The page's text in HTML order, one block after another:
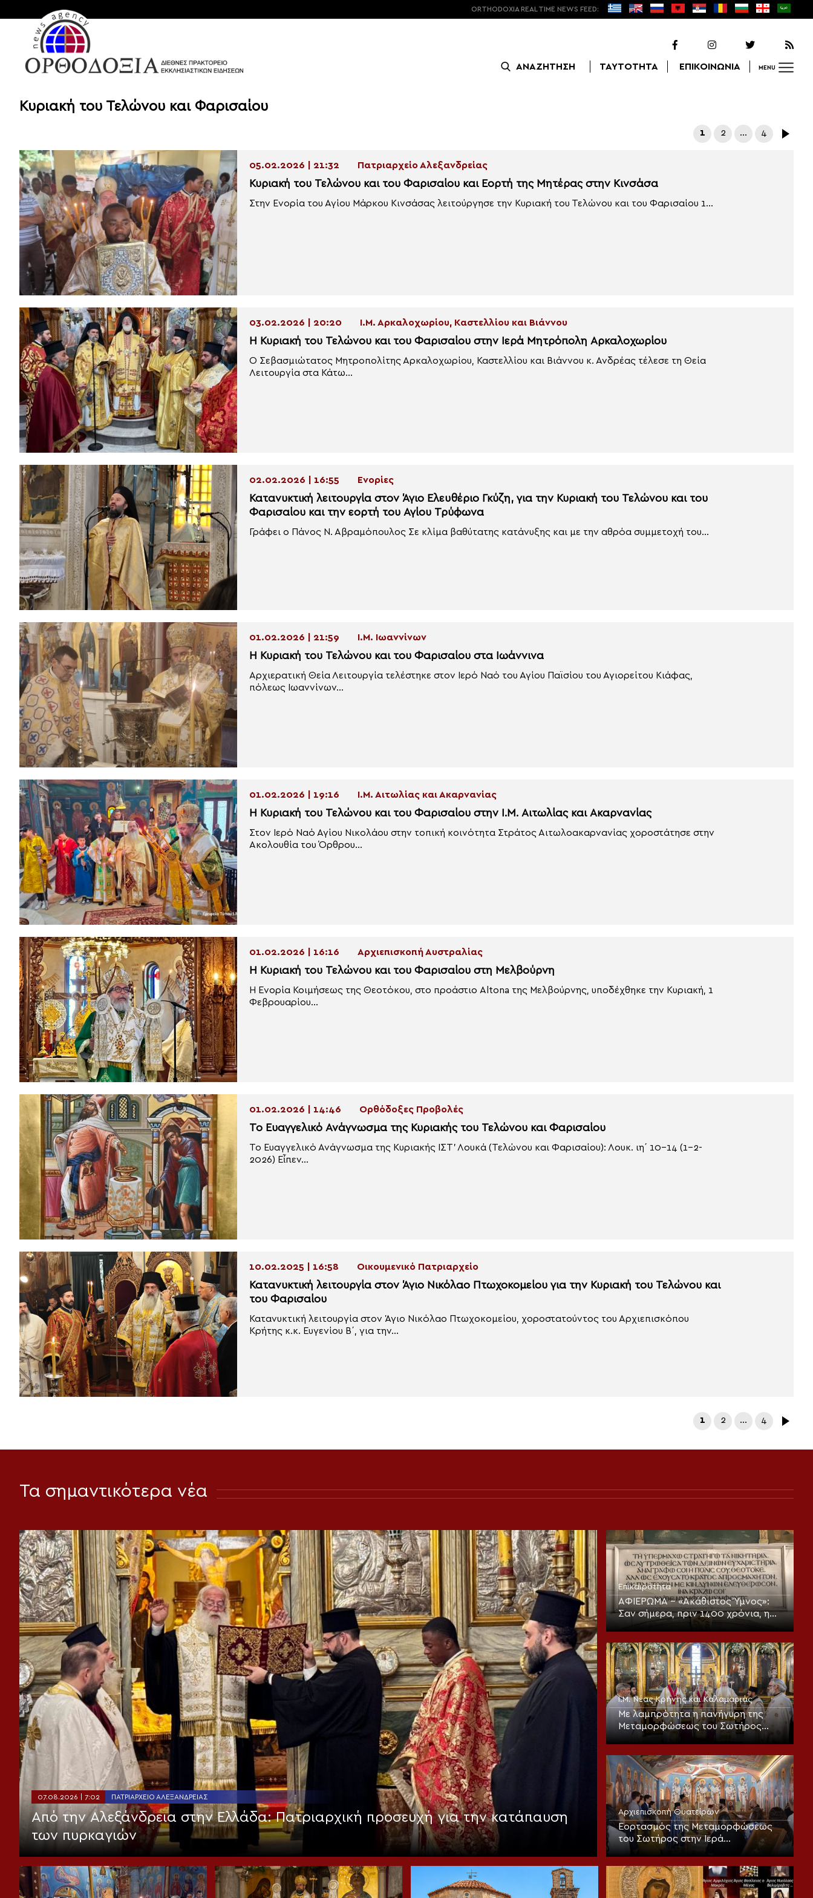
ORTHODOXIA REAL TIME NEWS FEED:
ΑΝΑΖΗΤΗΣΗ ΤΑΥΤΟΤΗΤΑ ΕΠΙΚΟΙΝΩΝΙΑ MENU
Κυριακή του Τελώνου και Φαρισαίου
1 2 … 4
05.02.2026 | 21:32 Πατριαρχείο Αλεξανδρείας
Κυριακή του Τελώνου και του Φαρισαίου και Εορτή της Μητέρας στην Κινσάσα
Στην Ενορία του Αγίου Μάρκου Κινσάσας λειτούργησε την Κυριακή του Τελώνου και του Φαρισαίου 1...
03.02.2026 | 20:20 Ι.Μ. Αρκαλοχωρίου, Καστελλίου και Βιάννου
Η Κυριακή του Τελώνου και του Φαρισαίου στην Ιερά Μητρόπολη Αρκαλοχωρίου
Ο Σεβασμιώτατος Μητροπολίτης Αρκαλοχωρίου, Καστελλίου και Βιάννου κ. Ανδρέας τέλεσε τη Θεία
Λειτουργία στα Κάτω...
02.02.2026 | 16:55 Ενορίες
Κατανυκτική λειτουργία στον Άγιο Ελευθέριο Γκύζη, για την Κυριακή του Τελώνου και του
Φαρισαίου και την εορτή του Αγίου Τρύφωνα
Γράφει ο Πάνος Ν. Αβραμόπουλος Σε κλίμα βαθύτατης κατάνυξης και με την αθρόα συμμετοχή του...
01.02.2026 | 21:59 Ι.Μ. Ιωαννίνων
Η Κυριακή του Τελώνου και του Φαρισαίου στα Ιωάννινα
Αρχιερατική Θεία Λειτουργία τελέστηκε στον Ιερό Ναό του Αγίου Παϊσίου του Αγιορείτου Κιάφας,
πόλεως Ιωαννίνων...
01.02.2026 | 19:16 Ι.Μ. Αιτωλίας και Ακαρνανίας
Η Κυριακή του Τελώνου και του Φαρισαίου στην Ι.Μ. Αιτωλίας και Ακαρνανίας
Στον Ιερό Ναό Αγίου Νικολάου στην τοπική κοινότητα Στράτος Αιτωλοακαρνανίας χοροστάτησε στην
Ακολουθία του Όρθρου...
01.02.2026 | 16:16 Αρχιεπισκοπή Αυστραλίας
Η Κυριακή του Τελώνου και του Φαρισαίου στη Μελβούρνη
Η Ενορία Κοιμήσεως της Θεοτόκου, στο προάστιο Altona της Μελβούρνης, υποδέχθηκε την Κυριακή, 1
Φεβρουαρίου...
01.02.2026 | 14:46 Ορθόδοξες Προβολές
Το Ευαγγελικό Ανάγνωσμα της Κυριακής του Τελώνου και Φαρισαίου
Το Ευαγγελικό Ανάγνωσμα της Κυριακής ΙΣΤ’ Λουκά (Τελώνου και Φαρισαίου): Λουκ. ιη´ 10-14 (1-2-
2026) Εἶπεν...
10.02.2025 | 16:58 Οικουμενικό Πατριαρχείο
Κατανυκτική λειτουργία στον Άγιο Νικόλαο Πτωχοκομείου για την Κυριακή του Τελώνου και
του Φαρισαίου
Κατανυκτική λειτουργία στον Άγιο Νικόλαο Πτωχοκομείου, χοροστατούντος του Αρχιεπισκόπου
Κρήτης κ.κ. Ευγενίου Β΄, για την...
1 2 … 4
Τα σημαντικότερα νέα
07.08.2026 | 7:02 ΠΑΤΡΙΑΡΧΕΊΟ ΑΛΕΞΑΝΔΡΕΊΑΣ
Από την Αλεξάνδρεια στην Ελλάδα: Πατριαρχική προσευχή για την κατάπαυση
των πυρκαγιών
Επικαιρότητα
ΑΦΙΕΡΩΜΑ – «Ακάθιστος Ύμνος»:
Σαν σήμερα, πριν 1400 χρόνια, η
πρώτη ψαλμώδηση της
Εκκλησίας
Ι.Μ. Νέας Κρήνης και Καλαμαριάς
Με λαμπρότητα η πανήγυρη της
Μεταμορφώσεως του Σωτήρος
στην Καλαμαριά (ΦΩΤΟ)
Αρχιεπισκοπή Θυατείρων
Εορτασμός της Μεταμορφώσεως
του Σωτήρος στην Ιερά
Αρχιεπισκοπή Θυατείρων